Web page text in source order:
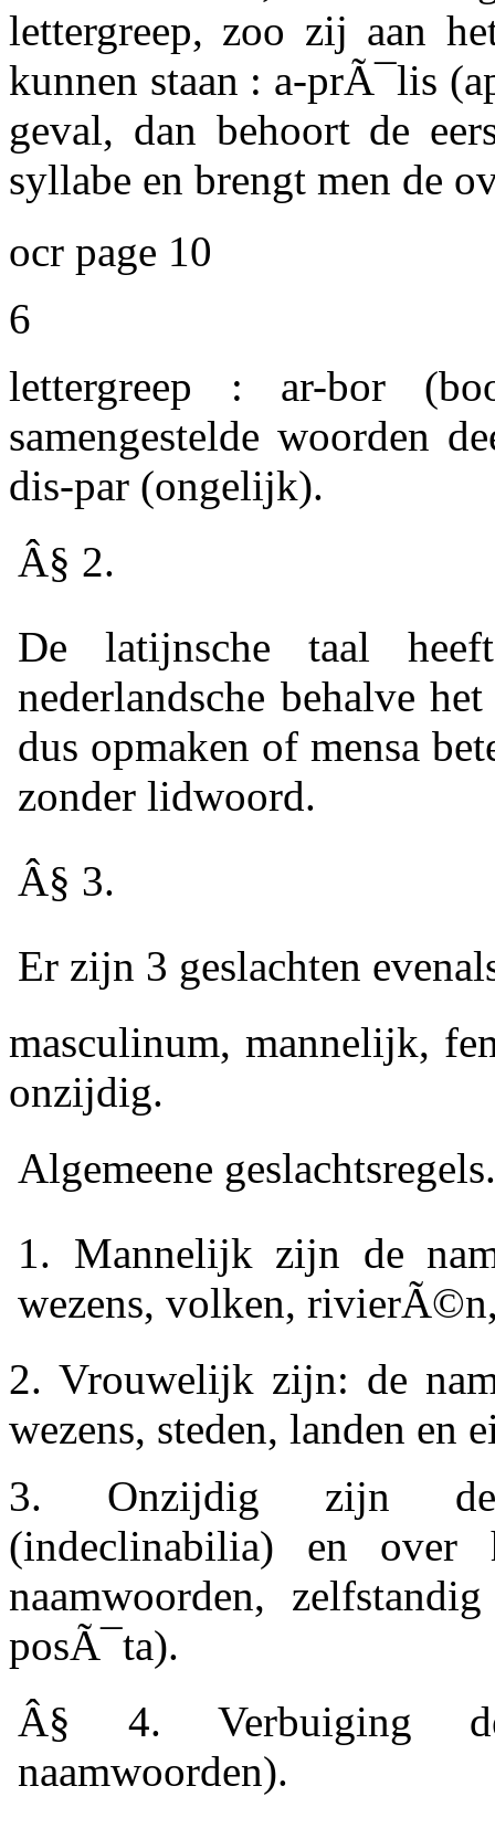
lettergreep, zoo zij aan
kunnen staan : a-prÃ¯lis
geval, dan behoort de
syllabe en brengt men de
ocr page 10
6
lettergreep : ar-bor
samengestelde woorden
dis-par (ongelijk).
Â§ 2.
De latijnsche taal
nederlandsche behalve
dus opmaken of mensa
zonder lidwoord.
Â§ 3.
Er zijn 3 geslachten
masculinum, mannelijk,
onzijdig.
Algemeene geslachtsregels.
1. Mannelijk zijn de
wezens, volken,
2. Vrouwelijk zijn: de
wezens, steden, landen en
3. Onzijdig zijn de
(indeclinabilia) en over
naamwoorden,
posÃ¯ta).
Â§ 4. Verbuiging
naamwoorden).